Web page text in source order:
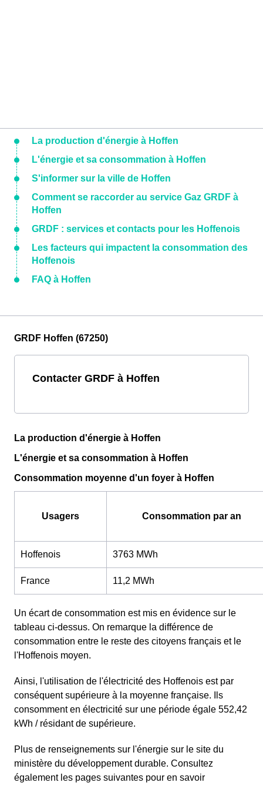
La production d'énergie à Hoffen
L'énergie et sa consommation à Hoffen
S'informer sur la ville de Hoffen
Comment se raccorder au service Gaz GRDF à
Hoffen
GRDF : services et contacts pour les Hoffenois
Les facteurs qui impactent la consommation des
Hoffenois
FAQ à Hoffen
GRDF Hoffen (67250)
Contacter GRDF à Hoffen
La production d'énergie à Hoffen
L'énergie et sa consommation à Hoffen
Consommation moyenne d'un foyer à Hoffen
Usagers Consommation par an
Hoffenois 3763 MWh
France 11,2 MWh
Un écart de consommation est mis en évidence sur le
tableau ci-dessus. On remarque la différence de
consommation entre le reste des citoyens français et le
l'Hoffenois moyen.
Ainsi, l'utilisation de l'électricité des Hoffenois est par
conséquent supérieure à la moyenne française. Ils
consomment en électricité sur une période égale 552,42
kWh / résidant de supérieure.
Plus de renseignements sur l'énergie sur le site du
ministère du développement durable. Consultez
également les pages suivantes pour en savoir